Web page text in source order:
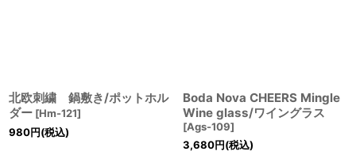
北欧刺繍 鍋敷き/ポットホル
ダー [Hm-121]
980円(税込)
Boda Nova CHEERS Mingle
Wine glass/ワイングラス
[Ags-109]
3,680円(税込)